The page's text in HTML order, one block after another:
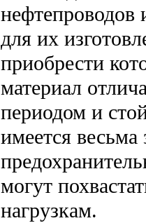
нефтепроводов
для их
приобрести
материал
периодом и
имеется
могут
нагрузкам.